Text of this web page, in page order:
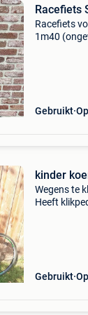
Racefiets
Racefiets
1m40
Gebruikt
kinder
Wegens te
Heeft
Gebruikt